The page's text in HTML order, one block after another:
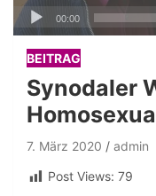
Audio-
Player
00:00
BEITRAG
Synodaler
7. März 2020
admin
Post Views: 79